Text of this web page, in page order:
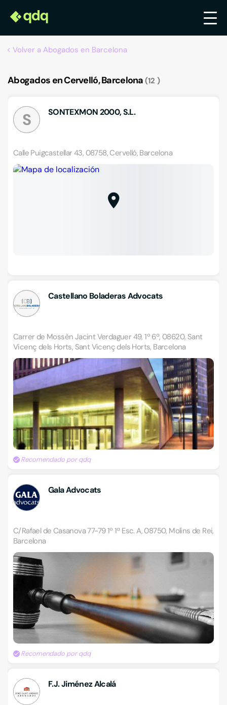
Volver a Abogados en Barcelona
Abogados en Cervelló, Barcelona 12
S SONTEXMON 2000, S.L.
Calle Puigcastellar 43, 08758, Cervelló, Barcelona
Castellano Boladeras Advocats
Carrer de Mossèn Jacint Verdaguer 49, 1º 6ª, 08620, Sant
Vicenç dels Horts, Sant Vicenç dels Horts, Barcelona
Recomendado por qdq
Gala Advocats
C/Rafael de Casanova 77-79 1º 1ª Esc. A, 08750, Molins de Rei,
Barcelona
Recomendado por qdq
F.J. Jiménez Alcalá